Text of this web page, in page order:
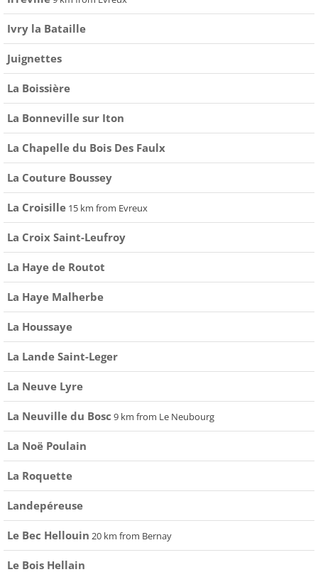
Ivry la Bataille
Juignettes
La Boissière
La Bonneville sur Iton
La Chapelle du Bois Des Faulx
La Couture Boussey
La Croisille 15 km from Evreux
La Croix Saint-Leufroy
La Haye de Routot
La Haye Malherbe
La Houssaye
La Lande Saint-Leger
La Neuve Lyre
La Neuville du Bosc 9 km from Le Neubourg
La Noë Poulain
La Roquette
Landepéreuse
Le Bec Hellouin 20 km from Bernay
Le Bois Hellain